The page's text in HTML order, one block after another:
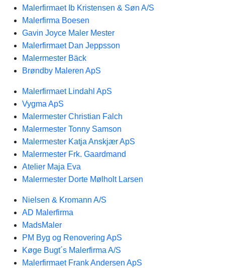
Malerfirmaet Ib Kristensen & Søn A/S
Malerfirma Boesen
Gavin Joyce Maler Mester
Malerfirmaet Dan Jeppsson
Malermester Bäck
Brøndby Maleren ApS
Malerfirmaet Lindahl ApS
Vygma ApS
Malermester Christian Falch
Malermester Tonny Samson
Malermester Katja Anskjær ApS
Malermester Frk. Gaardmand
Atelier Maja Eva
Malermester Dorte Mølholt Larsen
Nielsen & Kromann A/S
AD Malerfirma
MadsMaler
PM Byg og Renovering ApS
Køge Bugt´s Malerfirma A/S
Malerfirmaet Frank Andersen ApS